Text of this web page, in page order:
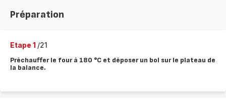
Préparation
Etape 1 /21
Préchauffer le four à 180 °C et déposer un bol sur le plateau de
la balance.